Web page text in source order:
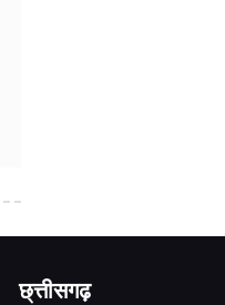
छ्त्तीसगढ़